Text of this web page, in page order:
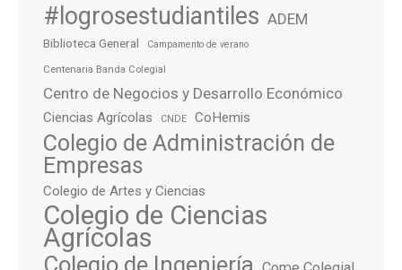
#logrosestudiantiles ADEM
Biblioteca General Campamento de verano
Centenaria Banda Colegial
Centro de Negocios y Desarrollo Económico
Ciencias Agrícolas CNDE CoHemis
Colegio de Administración de
Empresas
Colegio de Artes y Ciencias
Colegio de Ciencias
Agrícolas
Colegio de Ingeniería